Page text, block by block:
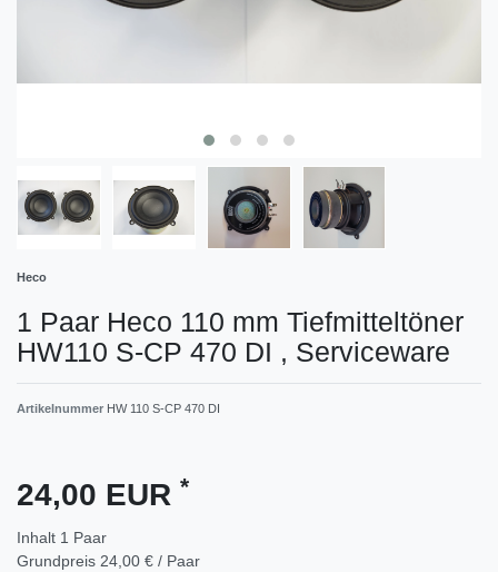
Heco
1 Paar Heco 110 mm Tiefmitteltöner
HW110 S-CP 470 DI , Serviceware
Artikelnummer HW 110 S-CP 470 DI
24,00 EUR *
Inhalt 1 Paar
Grundpreis 24,00 € / Paar